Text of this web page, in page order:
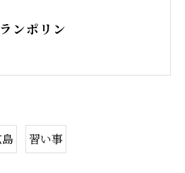
ンポリン
習い事